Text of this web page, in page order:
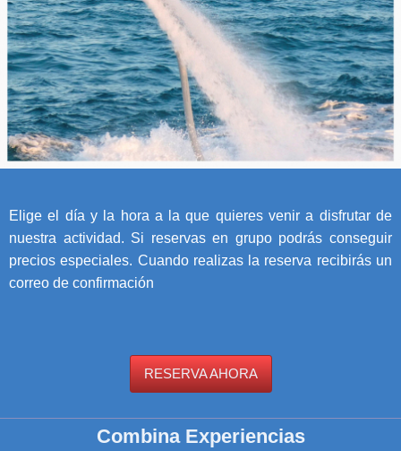
Elige el día y la hora a la que quieres venir a disfrutar de
nuestra actividad. Si reservas en grupo podrás conseguir
precios especiales. Cuando realizas la reserva recibirás un
correo de confirmación
RESERVA AHORA
Combina Experiencias